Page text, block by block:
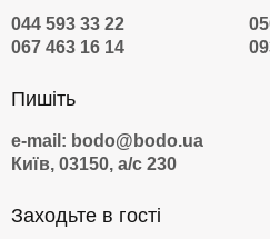
044 593 33 22
067 463 16 14
Пишіть
e-mail: bodo@bodo.ua
Київ, 03150, а/с 230
Заходьте в гості